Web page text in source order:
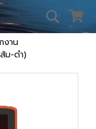
งาน
ม-ดำ)